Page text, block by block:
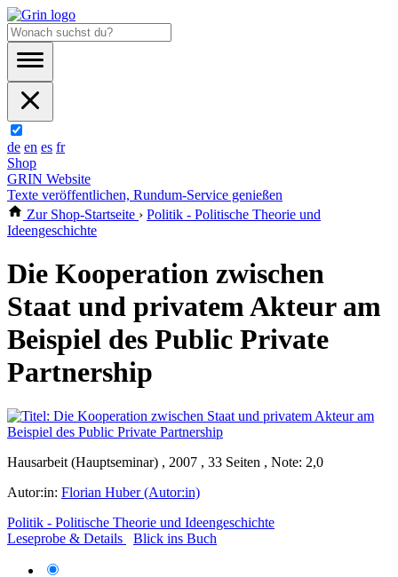
de en es fr
Shop
GRIN Website
Texte veröffentlichen, Rundum-Service genießen
Zur Shop-Startseite › Politik - Politische Theorie und
Ideengeschichte
Die Kooperation zwischen
Staat und privatem Akteur am
Beispiel des Public Private
Partnership
Hausarbeit (Hauptseminar) , 2007 , 33 Seiten , Note: 2,0
Autor:in: Florian Huber (Autor:in)
Politik - Politische Theorie und Ideengeschichte
Leseprobe & Details
Blick ins Buch